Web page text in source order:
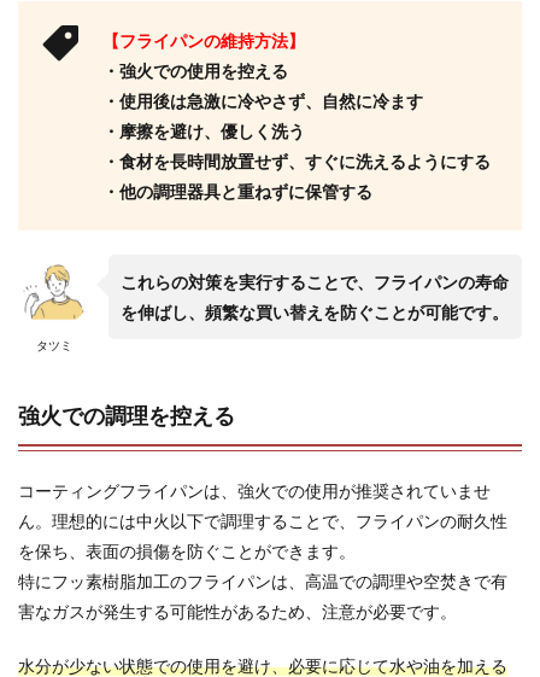
【フライパンの維持方法】
・強火での使用を控える
・使用後は急激に冷やさず、自然に冷ます
・摩擦を避け、優しく洗う
・食材を長時間放置せず、すぐに洗えるようにする
・他の調理器具と重ねずに保管する
タツミ
これらの対策を実行することで、フライパンの寿命
を伸ばし、頻繁な買い替えを防ぐことが可能です。
強火での調理を控える
コーティングフライパンは、強火での使用が推奨されていませ
ん。理想的には中火以下で調理することで、フライパンの耐久性
を保ち、表面の損傷を防ぐことができます。
特にフッ素樹脂加工のフライパンは、高温での調理や空焚きで有
害なガスが発生する可能性があるため、注意が必要です。
水分が少ない状態での使用を避け、必要に応じて水や油を加える